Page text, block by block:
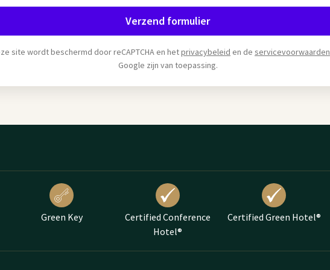
Verzend formulier
site wordt beschermd door reCAPTCHA en hetprivacybeleid en de servicevoorwaarden
Google zijn van toepassing.
Green Key
Certified Conference
Hotel®
Certified Green Hotel®